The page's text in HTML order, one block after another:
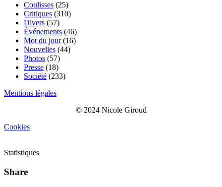
Coulisses (25)
Critiques (310)
Divers (57)
Événements (46)
Mot du jour(16)
Nouvelles (44)
Photos (57)
Presse (18)
Société (233)
Mentions légales
© 2024 Nicole Giroud
Cookies
Statistiques
Share